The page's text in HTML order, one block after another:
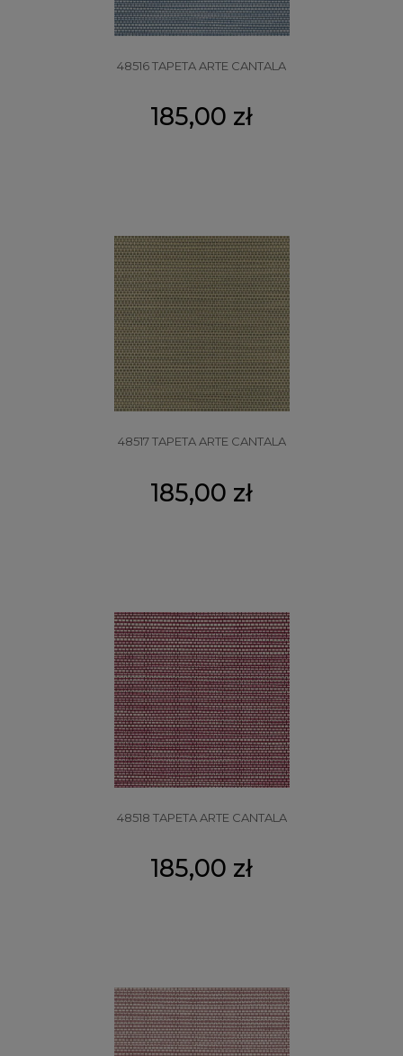
48516 TAPETA ARTE CANTALA
185,00 zł
48517 TAPETA ARTE CANTALA
185,00 zł
48518 TAPETA ARTE CANTALA
185,00 zł